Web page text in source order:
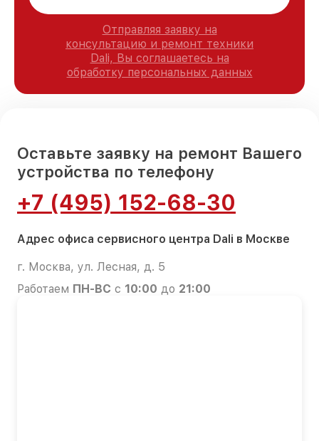
Отправляя заявку на
консультацию и ремонт техники
Dali, Вы соглашаетесь на
обработку персональных данных
Оставьте заявку на ремонт Вашего
устройства по телефону
+7 (495) 152-68-30
Адрес офиса сервисного центра Dali в Москве
г. Москва, ул. Лесная, д. 5
Работаем ПН-ВС с 10:00 до 21:00